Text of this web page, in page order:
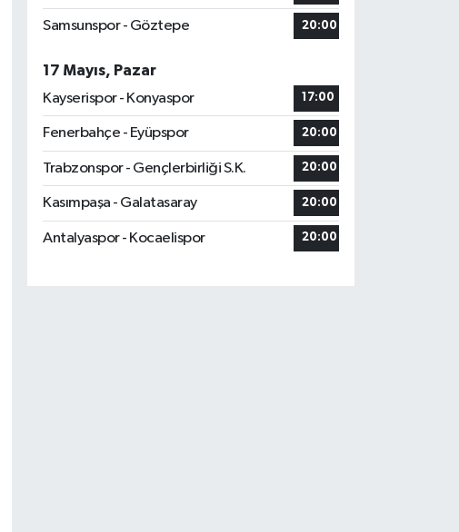
Samsunspor - Göztepe 20:00
17 Mayıs, Pazar
Kayserispor - Konyaspor
17:00
Fenerbahçe - Eyüpspor 20:00
Trabzonspor - Gençlerbirliği S.K. 20:00
Kasımpaşa - Galatasaray 20:00
Antalyaspor - Kocaelispor 20:00